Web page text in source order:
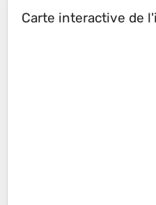
Carte interactive de